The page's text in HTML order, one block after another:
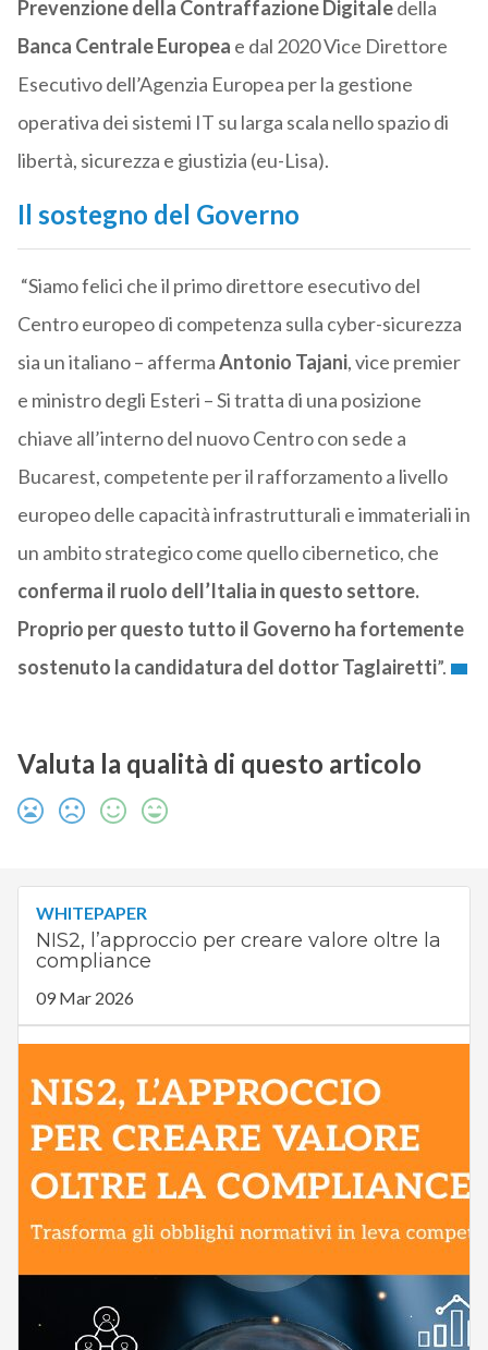
Prevenzione della Contraffazione Digitaledella
Banca Centrale Europea e dal 2020 Vice Direttore
Esecutivo dell’Agenzia Europea per la gestione
operativa dei sistemi IT su larga scala nello spazio di
libertà, sicurezza e giustizia (eu-Lisa).
Il sostegno del Governo
“Siamo felici che il primo direttore esecutivo del
Centro europeo di competenza sulla cyber-sicurezza
sia un italiano – affermaAntonio Tajani, vice premier
e ministro degli Esteri – Si tratta di una posizione
chiave all’interno del nuovo Centro con sede a
Bucarest, competente per il rafforzamento a livello
europeo delle capacità infrastrutturali e immateriali in
un ambito strategico come quello cibernetico, che
conferma il ruolo dell’Italia in questo settore.
Proprio per questo tutto il Governo ha fortemente
sostenuto la candidatura del dottor Taglairetti”.
Valuta la qualità di questo articolo
WHITEPAPER
NIS2, l’approccio per creare valore oltre la
compliance
09 Mar 2026